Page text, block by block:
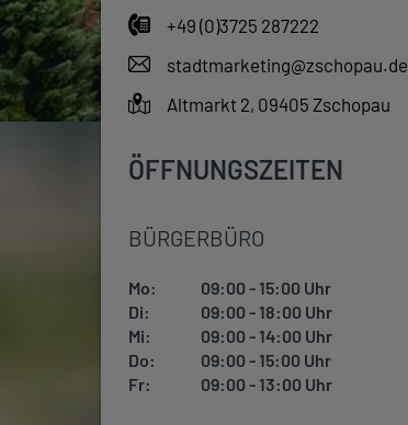
+49 (0)3725 287222
stadtmarketing@zschopau.de
Altmarkt 2, 09405 Zschopau
ÖFFNUNGSZEITEN
BÜRGERBÜRO
Mo:
09:00 - 15:00 Uhr
Di:
09:00 - 18:00 Uhr
Mi:
09:00 - 14:00 Uhr
Do:
09:00 - 15:00 Uhr
Fr:
09:00 - 13:00 Uhr